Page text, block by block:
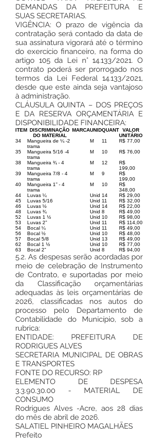
DEMANDAS DA PREFEITURA E
SUAS SECRETARIAS.
VIGÊNCIA: O prazo de vigência da
contratação será contado da data de
sua assinatura vigorará até o término
do exercício financeiro, na forma do
artigo 105 da Lei n° 14.133/2021. O
contrato poderá ser prorrogado nos
termos da Lei Federal 14.133/2021,
desde que este ainda seja vantajoso
à administração.
CLÁUSULA QUINTA – DOS PREÇOS
E DA RESERVA ORÇAMENTÁRIA E
DISPONIBILIDADE FINANCEIRA:
ITEM DISCRIMINAÇÃO
DO MATERIAL
MARCAUNIDQUANT
VALOR
UNITÁRIO
34
Mangueira de ¼ -2
trama
M 11
R$ 77,00
35
Mangueira 5/16 -4
trama
M 10
R$ 76,00
38
Mangueira ¾ - 4
trama
M 12
R$
199,00
39
Mangueira 7/8 - 4
trama
M 9
R$
199,00
40
Mangueira 1” - 4
trama
M 10
R$
348,00
44
Luvas ¼ Unid 14
R$ 29,00
45
Luvas 5/16 Unid 11
R$ 32,00
46
Luvas ½ Unid 14
R$ 22,00
48
Luvas ¾ Unid 8
R$ 49,00
52
Luvas 1 ½ Unid 10
R$ 98,00
53
Luvas 2” Unid 11
R$ 114,00
54
Bocal ¼ Unid 11
R$ 49,00
56
Bocal ½ Unid 10
R$ 48,00
57
Bocal 5/8 Unid 13
R$ 49,00
62
Bocal 1 ½ Unid 10
R$ 77,00
63
Bocal 2” Unid 8 R$ 94,00
5.2. As despesas serão acordadas por
meio de celebração de Instrumento
de Contrato, e suportadas por meio
da Classificação orçamentárias
adequadas às leis orçamentárias de
2026, classificadas nos autos do
processo pelo Departamento de
Contabilidade do Município, sob a
rubrica:
ENTIDADE: PREFEITURA DE
RODRIGUES ALVES
SECRETARIA MUNICIPAL DE OBRAS
E TRANSPORTES
FONTE DO RECURSO: RP
ELEMENTO DE DESPESA
3.3.90.30.00 - MATERIAL DE
CONSUMO
Rodrigues Alves -Acre, aos 28 dias
do mês de abril de 2026.
SALATIEL PINHEIRO MAGALHÃES
Prefeito